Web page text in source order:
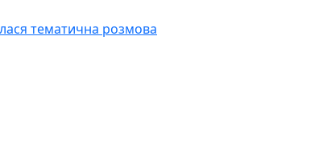
тематична розмова
Так - насолоді та відкриттям!"